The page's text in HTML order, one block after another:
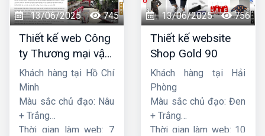
13/06/2025 745
Thiết kế web Công
ty Thương mại vận
tải Song Bằng
Khách hàng tại Hồ Chí
Minh
Màu sắc chủ đạo: Nâu
+ Trắng
Thời gian làm web: 7
13/06/2025 756
Thiết kế website
Shop Gold 90
Khách hàng tại Hải
Phòng
Màu sắc chủ đạo: Đen
+ Trắng
Thời gian làm web: 10